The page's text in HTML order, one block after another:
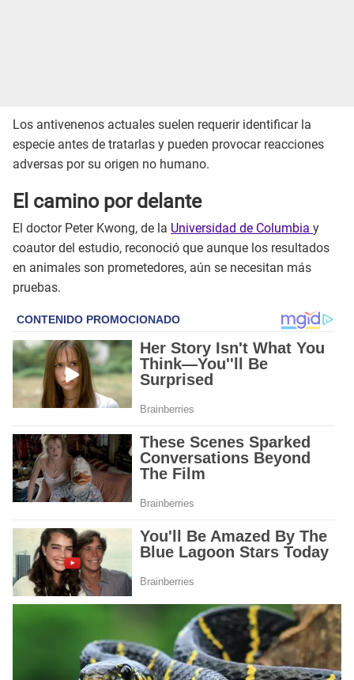
Los antivenenos actuales suelen requerir identificar la
especie antes de tratarlas y pueden provocar reacciones
adversas por su origen no humano.
El camino por delante
El doctor Peter Kwong, de la Universidad de Columbia y
coautor del estudio, reconoció que aunque los resultados
en animales son prometedores, aún se necesitan más
pruebas.